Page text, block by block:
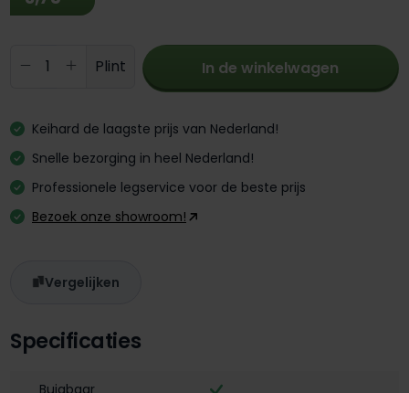
Specificaties
Buigbaar
Producthoeveelheid: Voer de
Plint In de winkelwagen
Keihard de laagste prijs van Nederland!
Snelle bezorging in heel Nederland!
Professionele legservice voor de beste prijs
Bezoek onze showroom!
Vergelijken